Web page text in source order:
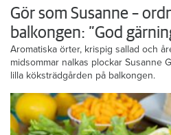
Gör som Susanne –
balkongen: ”God
Aromatiska örter, krispig sallad och
midsommar nalkas plockar Susanne
lilla köksträdgården på balkongen.